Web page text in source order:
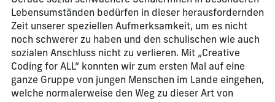
Lebensumständen bedürfen in dieser herausfordernden
Zeit unserer speziellen Aufmerksamkeit, um es nicht
noch schwerer zu haben und den schulischen wie auch
sozialen Anschluss nicht zu verlieren. Mit „Creative
Coding for ALL“ konnten wir zum ersten Mal auf eine
ganze Gruppe von jungen Menschen im Lande eingehen,
welche normalerweise den Weg zu dieser Art von